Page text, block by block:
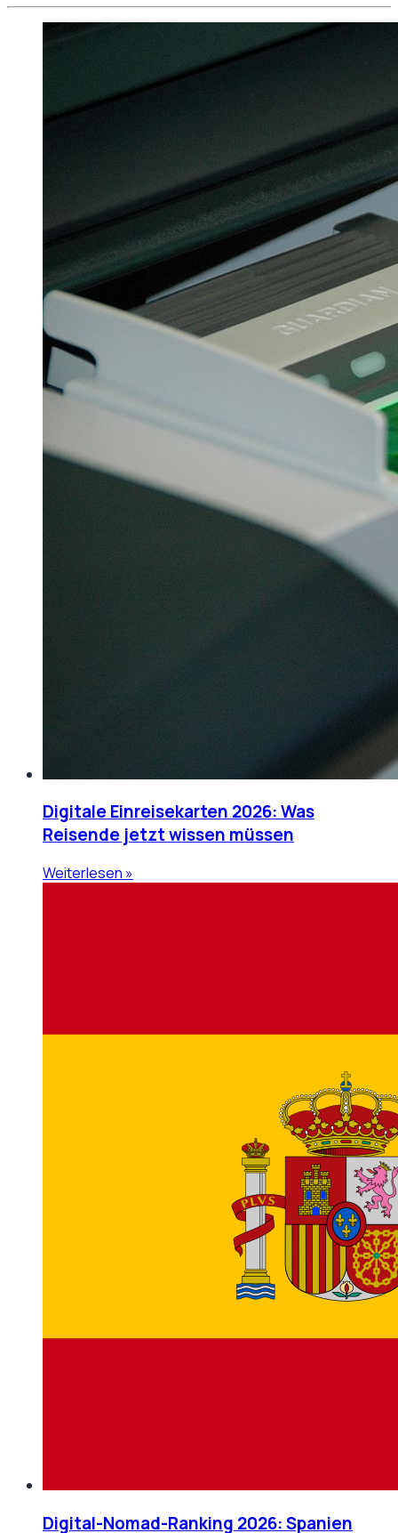
Digitale Einreisekarten 2026: Was
Reisende jetzt wissen müssen
Weiterlesen »
Digital-Nomad-Ranking 2026: Spanien